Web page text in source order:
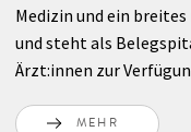
Medizin und ein
und steht als
Ärzt:innen zur
MEHR